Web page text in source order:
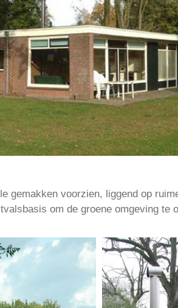
gemakken voorzien, liggend op
om de groene omgeving te